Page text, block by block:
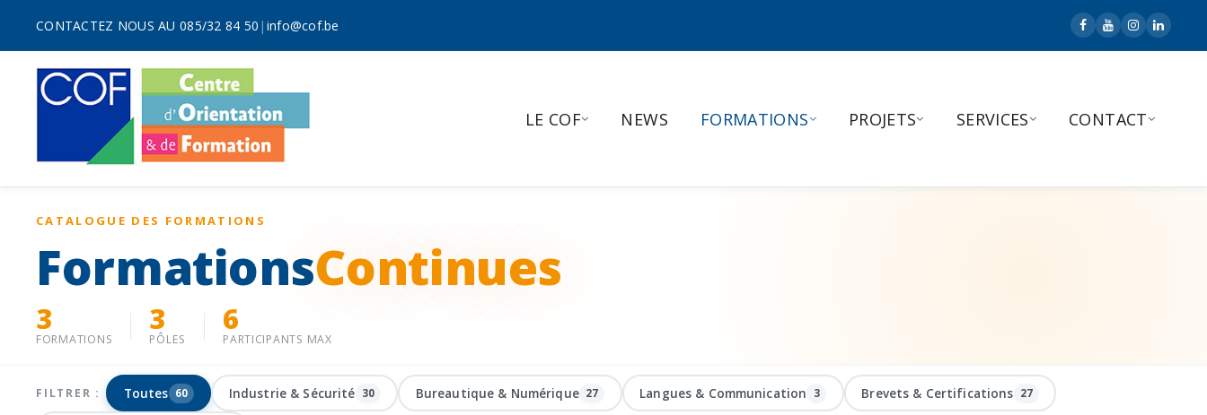
CONTACTEZ NOUS AU 085/32 84 50 | info@cof.be
LE COF NEWS FORMATIONS PROJETS SERVICES CONTACT
CATALOGUE DES FORMATIONS
FormationsContinues
3
FORMATIONS
3
PÔLES
6
PARTICIPANTS MAX
FILTRER : Toutes 60 Industrie & Sécurité 30 Bureautique & Numérique 27 Langues & Communication 3 Brevets & Certifications 27